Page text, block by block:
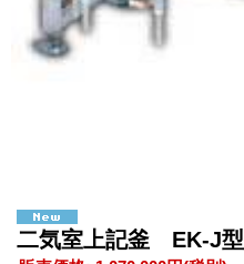
二気室上記釜 EK-J型